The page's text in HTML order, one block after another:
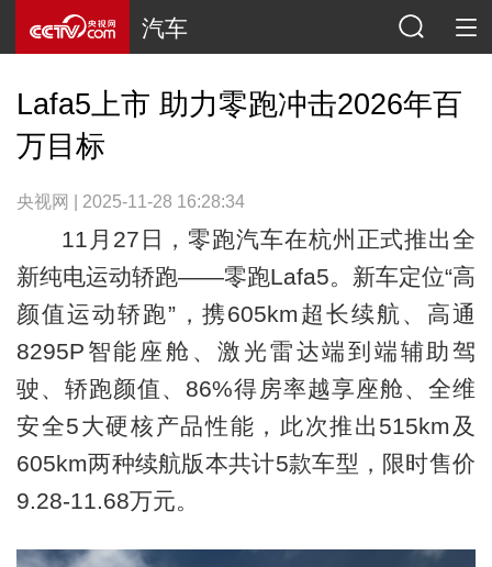
汽车
Lafa5上市 助力零跑冲击2026年百
万目标
央视网 | 2025-11-28 16:28:34
11月27日，零跑汽车在杭州正式推出全
新纯电运动轿跑——零跑Lafa5。新车定位“高
颜值运动轿跑”，携605km超长续航、高通
8295P智能座舱、激光雷达端到端辅助驾
驶、轿跑颜值、86%得房率越享座舱、全维
安全5大硬核产品性能，此次推出515km及
605km两种续航版本共计5款车型，限时售价
9.28-11.68万元。